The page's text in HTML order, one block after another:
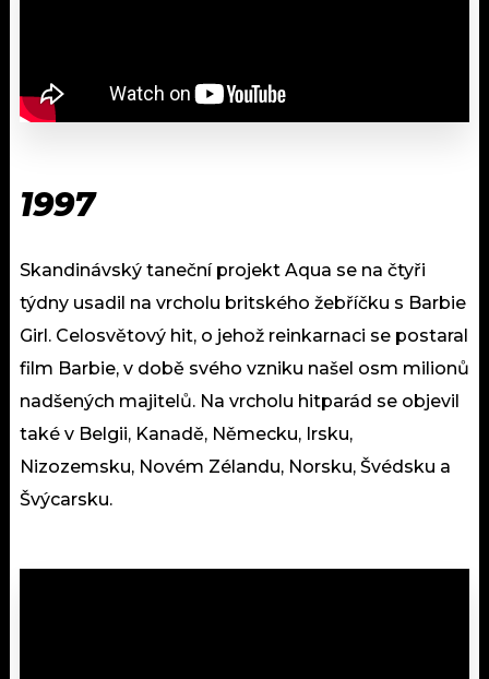
1997
Skandinávský taneční projekt Aqua se na čtyři
týdny usadil na vrcholu britského žebříčku s Barbie
Girl. Celosvětový hit, o jehož reinkarnaci se postaral
film Barbie, v době svého vzniku našel osm milionů
nadšených majitelů. Na vrcholu hitparád se objevil
také v Belgii, Kanadě, Německu, Irsku,
Nizozemsku, Novém Zélandu, Norsku, Švédsku a
Švýcarsku.